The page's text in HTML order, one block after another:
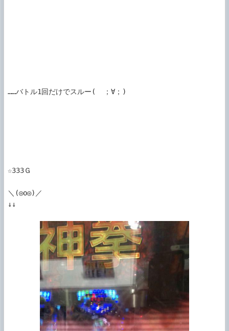
……バトル1回だけでスルー(  ；∀；)
☆333Ｇ
＼(◎o◎)／
↓↓